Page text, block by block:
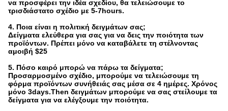
να προσφέρει την ιδέα σχεδίου, θα τελειώσουμε το
τρισδιάστατο σχέδιο με 5-7hours.
4. Ποια είναι η πολιτική δειγμάτων σας;
Δείγματα ελεύθερα για σας για να δεις την ποιότητα των
προϊόντων. Πρέπει μόνο να καταβάλετε τη στέλνοντας
αμοιβή $25
5. Πόσο καιρό μπορώ να πάρω τα δείγματα;
Προσαρμοσμένο σχέδιο, μπορούμε να τελειώσουμε τη
φόρμα προϊόντων συνήθειάς σας μέσα σε 4 ημέρες. Χρόνος
μόνο 3days.Then δειγμάτων μπορούμε να σας στείλουμε τα
δείγματα για να ελέγξουμε την ποιότητα.